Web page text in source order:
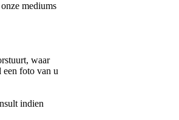
mediums
waar
een foto van u
indien